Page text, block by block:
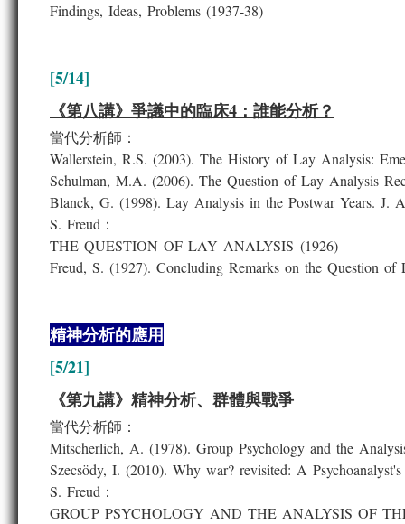
Findings, Ideas, Problems (1937-38)
[5/14]
《第八講》爭議中的臨床4：誰能分析？
當代分析師：
Wallerstein, R.S. (2003). The History of Lay Analysis:
Schulman, M.A. (2006). The Question of Lay Analysis
Blanck, G. (1998). Lay Analysis in the Postwar Years. J.
S. Freud：
THE QUESTION OF LAY ANALYSIS (1926)
Freud, S. (1927). Concluding Remarks on the Question
精神分析的應用
[5/21]
《第九講》精神分析、群體與戰爭
當代分析師：
Mitscherlich, A. (1978). Group Psychology and the
Szecsödy, I. (2010). Why war? revisited: A
S. Freud：
GROUP PSYCHOLOGY AND THE ANALYSIS OF